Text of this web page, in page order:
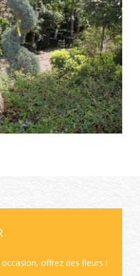
offrez des fleurs !